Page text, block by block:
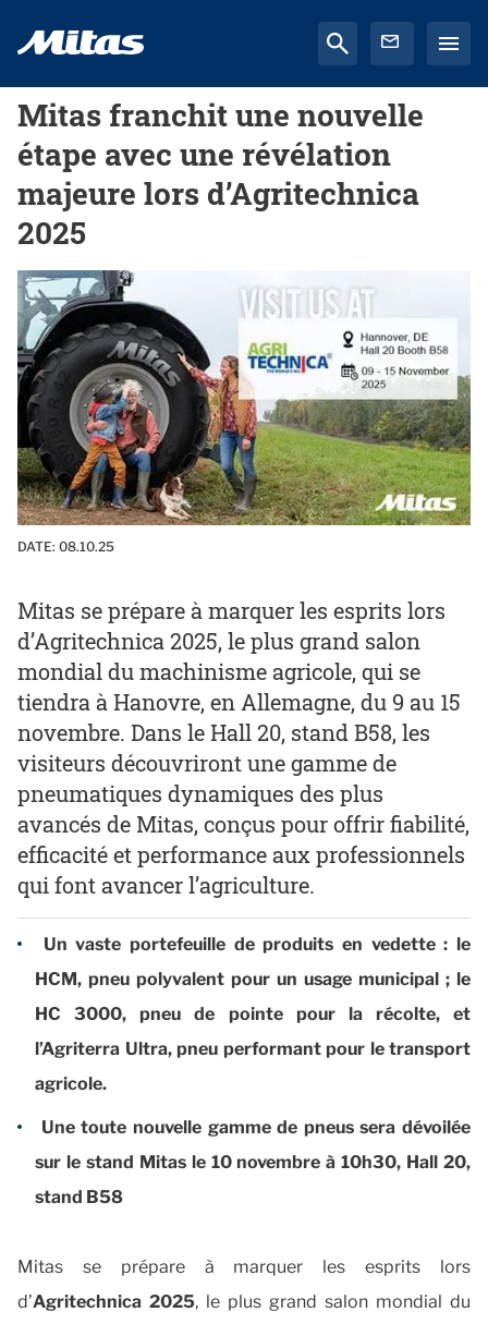
Mitas franchit une nouvelle
étape avec une révélation
majeure lors d’Agritechnica
2025
DATE: 08.10.25
Mitas se prépare à marquer les esprits lors
d’Agritechnica 2025, le plus grand salon
mondial du machinisme agricole, qui se
tiendra à Hanovre, en Allemagne, du 9 au 15
novembre. Dans le Hall 20, stand B58, les
visiteurs découvriront une gamme de
pneumatiques dynamiques des plus
avancés de Mitas, conçus pour offrir fiabilité,
efficacité et performance aux professionnels
qui font avancer l’agriculture.
Un vaste portefeuille de produits en vedette : le
HCM, pneu polyvalent pour un usage municipal ; le
HC 3000, pneu de pointe pour la récolte, et
l’Agriterra Ultra, pneu performant pour le transport
agricole.
Une toute nouvelle gamme de pneus sera dévoilée
sur le stand Mitas le 10 novembre à 10h30, Hall 20,
stand B58
Mitas se prépare à marquer les esprits lors
d’Agritechnica 2025, le plus grand salon mondial du